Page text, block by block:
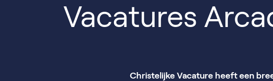
Vacatures
Christelijke Vacature heeft een